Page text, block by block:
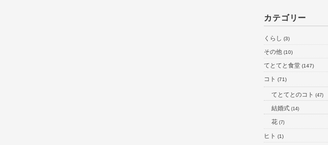
カテゴリー
くらし (3)
その他 (10)
てとてと食堂 (147)
コト (71)
てとてとのコト (47)
結婚式 (14)
花 (7)
ヒト (1)